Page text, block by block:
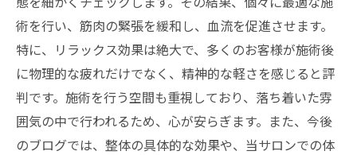
術を行い、筋肉の緊張を緩和し、血流を促進させます。
特に、リラックス効果は絶大で、多くのお客様が施術後
に物理的な疲れだけでなく、精神的な軽さを感じると評
判です。施術を行う空間も重視しており、落ち着いた雰
囲気の中で行われるため、心が安らぎます。また、今後
のブログでは、整体の具体的な効果や、当サロンでの体